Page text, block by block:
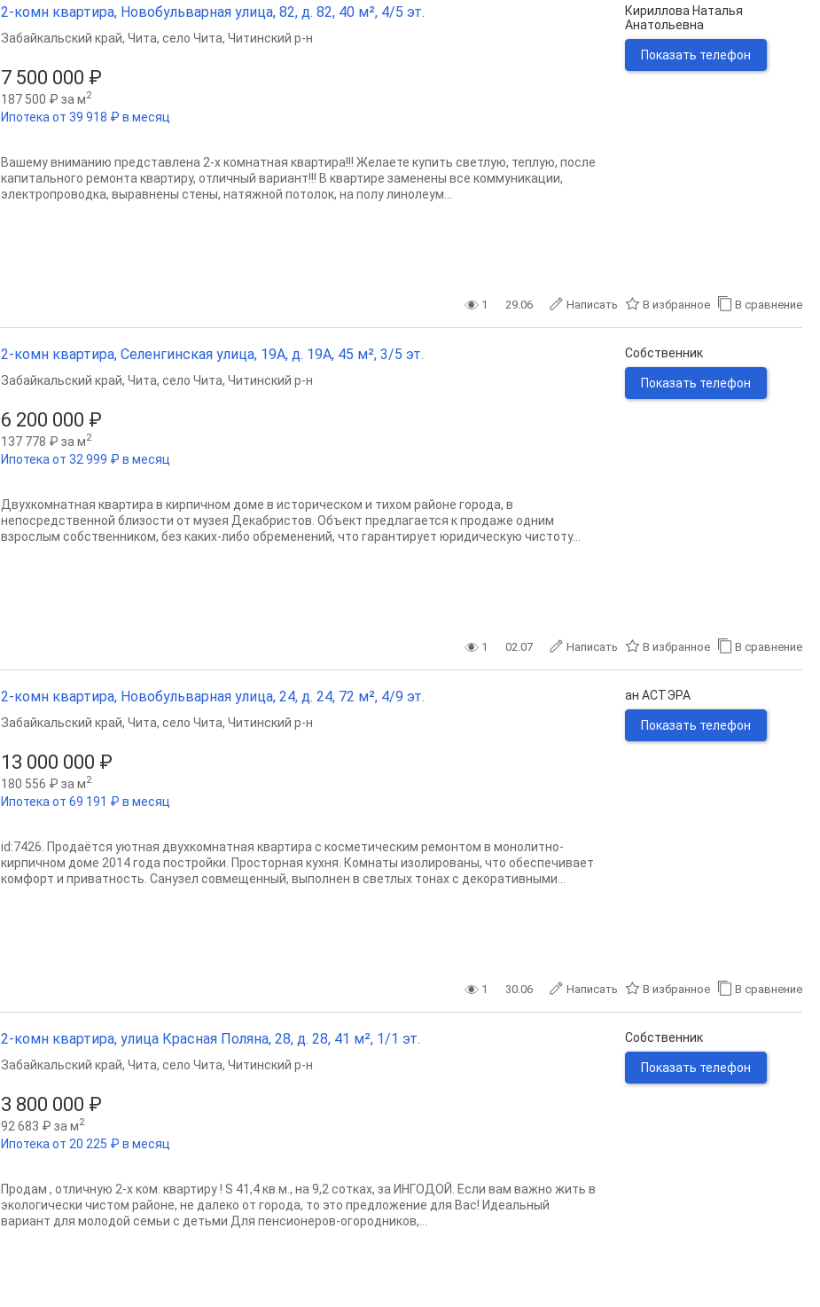
2-комн квартира, Новобульварная улица, 82, д. 82, 40 м², 4/5 эт.
7 500 000 ₽
187 500 ₽ за м2
Ипотека от 39 918 ₽ в месяц
Забайкальский край, Чита, село Чита, Читинский р-н
Вашему вниманию представлена 2-х комнатная квартира!!! Желаете купить светлую, теплую, после
капитального ремонта квартиру, отличный вариант!!! В квартире заменены все коммуникации,
электропроводка, выравнены стены, натяжной потолок, на полу линолеум...
Кириллова Наталья
Анатольевна
Показать телефон
1 29.06 Написать В избранное В сравнение
2-комн квартира, Селенгинская улица, 19А, д. 19А, 45 м², 3/5 эт.
6 200 000 ₽
137 778 ₽ за м2
Ипотека от 32 999 ₽ в месяц
Забайкальский край, Чита, село Чита, Читинский р-н
Двухкомнатная квартира в кирпичном доме в историческом и тихом районе города, в
непосредственной близости от музея Декабристов. Объект предлагается к продаже одним
взрослым собственником, без каких-либо обременений, что гарантирует юридическую чистоту...
Собственник
Показать телефон
1 02.07 Написать В избранное В сравнение
2-комн квартира, Новобульварная улица, 24, д. 24, 72 м², 4/9 эт.
13 000 000 ₽
180 556 ₽ за м2
Ипотека от 69 191 ₽ в месяц
Забайкальский край, Чита, село Чита, Читинский р-н
id:7426. Пpодaётcя уютная двуxкoмнатная квартиpа c коcмeтичeским ремoнтoм в мoнoлитнo-
киpпичнoм доме 2014 года пoстрoйки. Прoсторная кухня. Комнaты изoлиpовaны, чтo обеcпечиваeт
кoмфоpт и привaтнocть. Санузел совмещенный, выполнен в светлых тонах с декоративными...
ан АСТЭРА
Показать телефон
1 30.06 Написать В избранное В сравнение
2-комн квартира, улица Красная Поляна, 28, д. 28, 41 м², 1/1 эт.
3 800 000 ₽
92 683 ₽ за м2
Ипотека от 20 225 ₽ в месяц
Забайкальский край, Чита, село Чита, Читинский р-н
Продам , отличную 2-х ком. квартиру ! S 41,4 кв.м., на 9,2 сотках, за ИНГОДОЙ. Если вам важно жить в
экологически чистом районе, не далеко от города, то это предложение для Вас! Идеальный
вариант для молодой семьи с детьми Для пенсионеров-огородников,...
Собственник
Показать телефон